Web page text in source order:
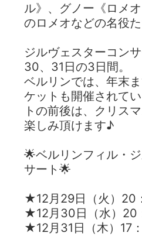
ル》、グノー《ロメ
のロメオなどの名役た
ジルヴェスターコン
30、31日の3日間。
ベルリンでは、年末
ケットも開催されて
トの前後は、クリス
楽しみ頂けます♪
🌟ベルリンフィル・
サート🌟
★12月29日（火）20
★12月30日（水）20
★12月31日（木）17